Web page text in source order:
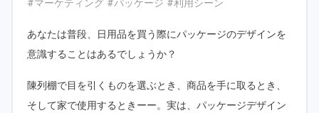
#マーケティング #パッケージ #利用シーン
あなたは普段、日用品を買う際にパッケージのデザインを
意識することはあるでしょうか？
陳列棚で目を引くものを選ぶとき、商品を手に取るとき、
そして家で使用するときーー。実は、パッケージデザイン